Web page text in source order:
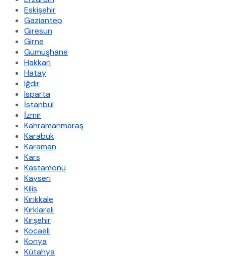
Eskişehir
Gaziantep
Giresun
Girne
Gümüşhane
Hakkari
Hatay
Iğdır
Isparta
İstanbul
İzmir
Kahramanmaraş
Karabük
Karaman
Kars
Kastamonu
Kayseri
Kilis
Kırıkkale
Kırklareli
Kırşehir
Kocaeli
Konya
Kütahya